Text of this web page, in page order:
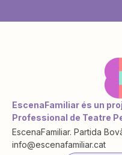
EscenaFamiliar és un
Professional de Teatre
EscenaFamiliar. Partida
info@escenafamiliar.cat